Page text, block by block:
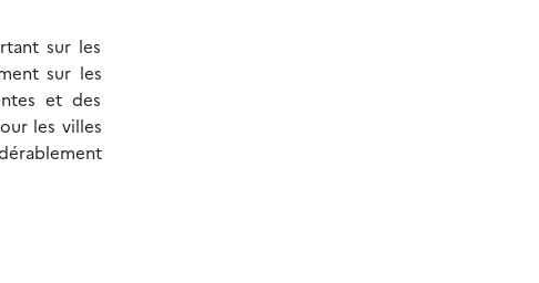
sur les
sur les
et des
les villes